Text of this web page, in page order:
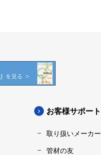
お客様サポート
取り扱いメーカー
管材の友